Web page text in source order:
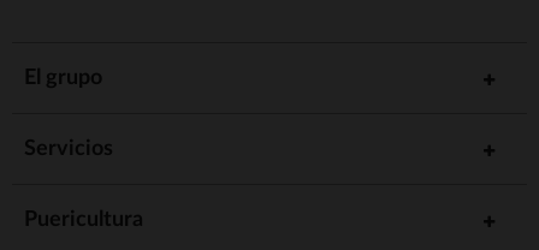
El grupo
Servicios
Puericultura